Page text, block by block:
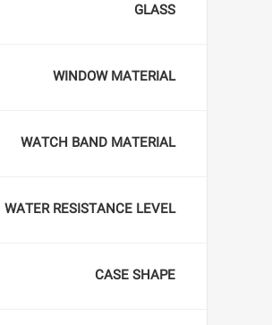
GLASS
WINDOW MATERIAL
WATCH BAND MATERIAL
WATER RESISTANCE LEVEL
CASE SHAPE